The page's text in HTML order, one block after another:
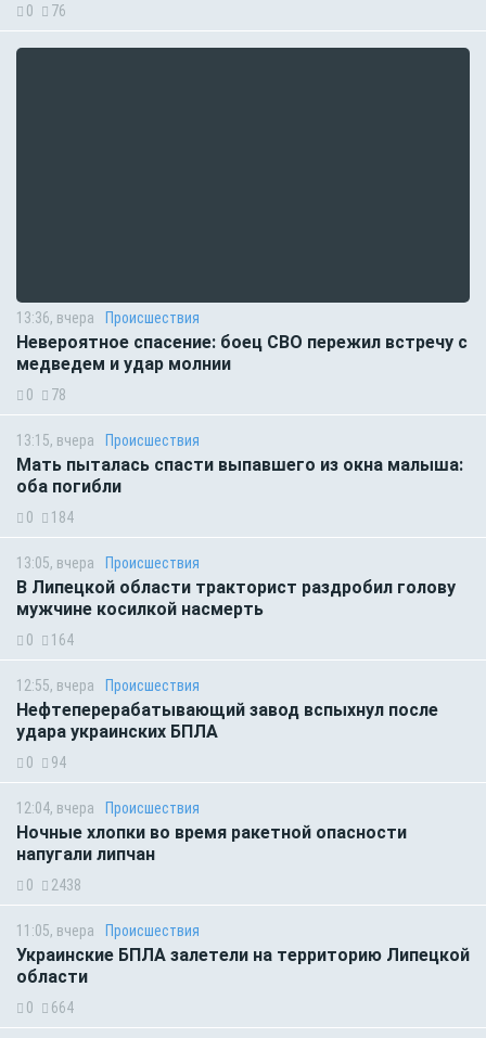
0 76
13:36, вчера Происшествия
Невероятное спасение: боец СВО пережил встречу с
медведем и удар молнии
0 78
13:15, вчера Происшествия
Мать пыталась спасти выпавшего из окна малыша:
оба погибли
0 184
13:05, вчера Происшествия
В Липецкой области тракторист раздробил голову
мужчине косилкой насмерть
0 164
12:55, вчера Происшествия
Нефтеперерабатывающий завод вспыхнул после
удара украинских БПЛА
0 94
12:04, вчера Происшествия
Ночные хлопки во время ракетной опасности
напугали липчан
0 2438
11:05, вчера Происшествия
Украинские БПЛА залетели на территорию Липецкой
области
0 664